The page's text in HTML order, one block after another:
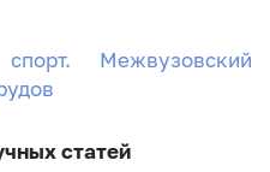
Межвузовский
статей